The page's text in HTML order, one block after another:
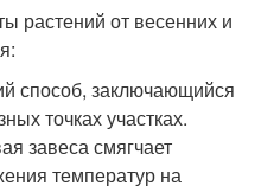
растений от весенних и
способ, заключающийся
точках участках.
завеса смягчает
температур на